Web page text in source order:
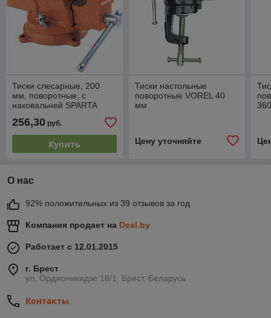
Тиски слесарные, 200
мм, поворотные, с
наковальней SPARTA
256,30 руб.
Купить
Тиски настольные
поворотные VOREL 40
мм
Цену уточняйте
О нас
92% положительных из 39 отзывов за год
Компания продает на Deal.by
Работает с 12.01.2015
г. Брест
ул. Орджоникидзе 16/1, Брест, Беларусь
Контакты